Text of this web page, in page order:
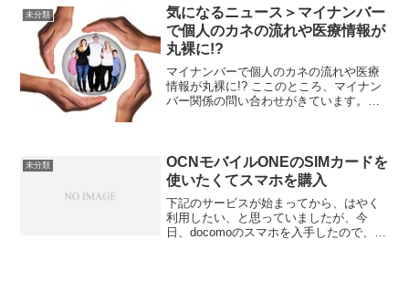
下記のような内容がマイクロソフトのサ
ポ...
未分類
気になるニュース＞マイナンバー
で個人のカネの流れや医療情報が
丸裸に!?
マイナンバーで個人のカネの流れや医療
情報が丸裸に!? ここのところ、マイナン
バー関係の問い合わせがきています。
感的に感じますが、...
未分類
OCNモバイルONEのSIMカードを
使いたくてスマホを購入
下記のサービスが始まってから、はやく
利用したい、と思っていましたが、今
日、docomoのスマホを入手したので、い